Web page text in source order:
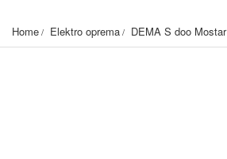
Home Elektro oprema DEMA S doo Mostar